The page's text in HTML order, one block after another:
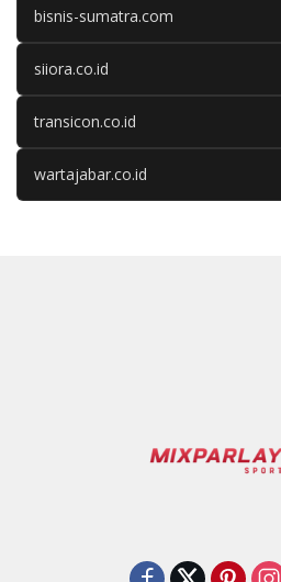
bisnis-sumatra.com
siiora.co.id
transicon.co.id
wartajabar.co.id